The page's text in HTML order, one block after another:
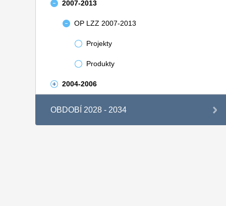
2007-2013
OP LZZ 2007-2013
Projekty
Produkty
2004-2006
OBDOBÍ 2028 - 2034